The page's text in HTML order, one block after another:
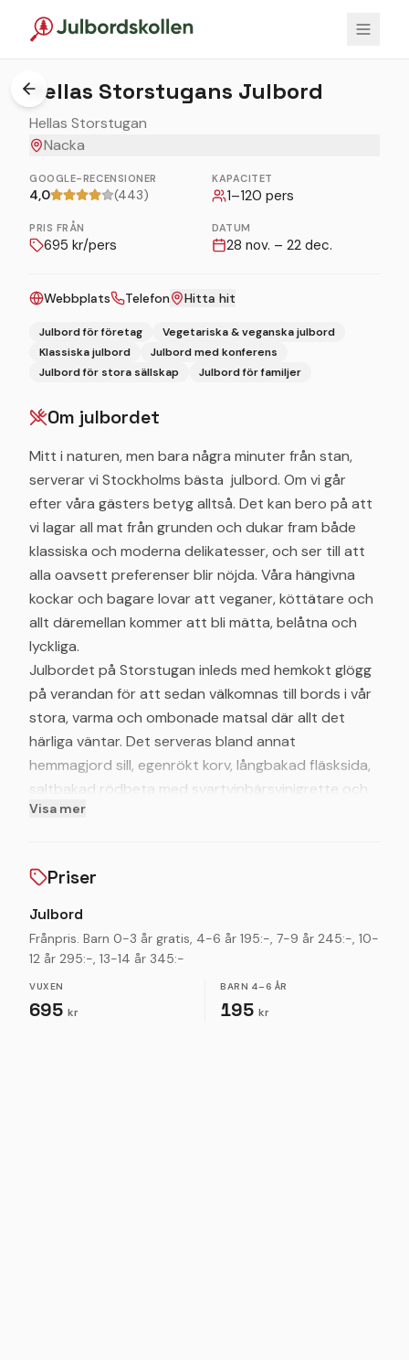
1/
Hellas Storstugans Julbord
Hellas Storstugan
Nacka
GOOGLE-RECENSIONER
4,0 (443)
KAPACITET
1–120 pers
PRIS FRÅN
695 kr/pers
DATUM
28 nov. – 22 dec.
Webbplats Telefon Hitta hit
Julbord för företag
Vegetariska & veganska julbord
Klassiska julbord
Julbord med konferens
Julbord för stora sällskap
Julbord för familjer
Om julbordet
Mitt i naturen, men bara några minuter från stan,
serverar vi Stockholms bästa julbord. Om vi går
efter våra gästers betyg alltså. Det kan bero på att
vi lagar all mat från grunden och dukar fram både
klassiska och moderna delikatesser, och ser till att
alla oavsett preferenser blir nöjda. Våra hängivna
kockar och bagare lovar att veganer, köttätare och
allt däremellan kommer att bli mätta, belåtna och
lyckliga.
Julbordet på Storstugan inleds med hemkokt glögg
på verandan för att sedan välkomnas till bords i vår
stora, varma och ombonade matsal där allt det
härliga väntar. Det serveras bland annat
hemmagjord sill, egenrökt korv, långbakad fläsksida,
saltbakad rödbeta med svartvinbärsvinigrette och
brynt smör, svenska gårdsostar, eldad pumpa med
Dessutom har vi ett fantastiskt lekrum för barnen
när det börjar bli svårt att sitta still. Här finns
utklädning, pyssel, legobyggen, spel och massa
annat skoj. Och vi får inte glömma succén, ett
hemligt skåp fullt av julgodis, som såklart också
kommer finnas!
Visa mer
Priser
Julbord
Frånpris. Barn 0-3 år gratis, 4-6 år 195:-, 7-9 år 245:-, 10-
12 år 295:-, 13-14 år 345:-
VUXEN
695 kr
BARN 4–6 ÅR
195 kr